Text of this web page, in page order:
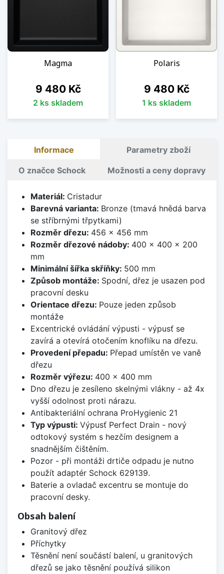
Magma
Cena
9 480 Kč
2 ks skladem
Polaris
Cena
9 480 Kč
1 ks skladem
Informace Parametry zboží
O značce Schock Možnosti a ceny dopravy
Materiál: Cristadur
Barevná varianta: Bronze (tmavá hnědá barva
se stříbrnými třpytkami)
Rozměr dřezu: 456 x 456 mm
Rozměr dřezové nádoby: 400 x 400 x 200
mm
Minimální šířka skříňky: 500 mm
Způsob montáže: Spodní, dřez je usazen pod
pracovní desku
Orientace dřezu: Pouze jeden způsob
montáže
Excentrické ovládání výpusti - výpusť se
zavírá a otevírá otočením knoflíku na dřezu.
Provedení přepadu: Přepad umístěn ve vaně
dřezu
Rozměr výřezu: 400 x 400 mm
Dno dřezu je zesíleno skelnými vlákny - až 4x
vyšší odolnost proti nárazu.
Antibakteriální ochrana ProHygienic 21
Typ výpusti: Výpusť Perfect Drain - nový
odtokový systém s hezčím designem a
snadnějším čištěním.
Pozor - při montáži drtiče odpadu je nutno
použít adaptér Schock 629139.
Baterie a ovladač excentru se montuje do
pracovní desky.
Obsah balení
Granitový dřez
Příchytky
Těsnění není součástí balení, u granitových
dřezů se jako těsnění používá silikon